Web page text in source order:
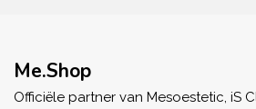
Me.Shop
Officiële partner van Mesoestetic, iS